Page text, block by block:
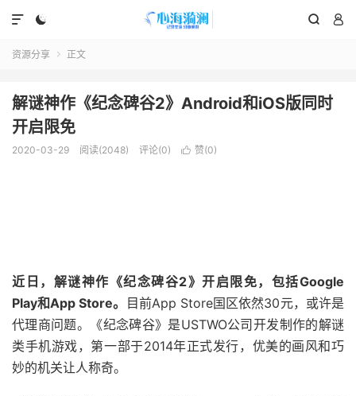
  

资源分享  正文
解谜神作《纪念碑谷2》Android和iOS版同时
开启限免
2020-03-29 阅读(2048) 评论(0)  赞(0)
近日，解谜神作《纪念碑谷2》开启限免，包括Google
Play和App Store。
目前App Store国区依然30元，或许是
代理商问题。《纪念碑谷》是USTWO公司开发制作的解谜
类手机游戏，第一部于2014年正式发行，优美的画风和巧
妙的机关让人称奇。